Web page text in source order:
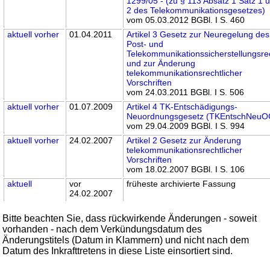
2 des Telekommunikationsgesetzes)
vom 05.03.2012 BGBl. I S. 460
aktuell vorher 01.04.2011
Artikel 3 Gesetz zur Neuregelung des
Post- und
und zur Änderung
telekommunikationsrechtlicher
Vorschriften
vom 24.03.2011 BGBl. I S. 506
aktuell vorher 01.07.2009
Artikel 4 TK-Entschädigungs-
Neuordnungsgesetz
vom 29.04.2009 BGBl. I S. 994
aktuell vorher 24.02.2007
Artikel 2 Gesetz zur Änderung
telekommunikationsrechtlicher
Vorschriften
vom 18.02.2007 BGBl. I S. 106
aktuell
vor
24.02.2007
früheste archivierte Fassung
Bitte beachten Sie, dass rückwirkende Änderungen - soweit
vorhanden - nach dem Verkündungsdatum des
Änderungstitels (Datum in Klammern) und nicht nach dem
Datum des Inkrafttretens in diese Liste einsortiert sind.